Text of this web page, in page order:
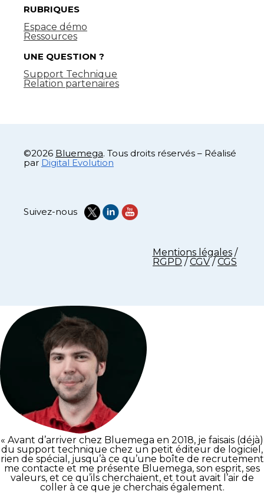
RUBRIQUES
Espace démo
Ressources
UNE QUESTION ?
Support Technique
Relation partenaires
©2026 Bluemega. Tous droits réservés – Réalisé
par Digital Evolution
Suivez-nous
Mentions légales/
RGPD /CGV /CGS
« Avant d’arriver chez Bluemega en 2018, je faisais (déjà)
du support technique chez un petit éditeur de logiciel,
rien de spécial, jusqu’à ce qu’une boîte de recrutement
me contacte et me présente Bluemega, son esprit, ses
valeurs, et ce qu’ils cherchaient, et tout avait l’air de
coller à ce que je cherchais également.